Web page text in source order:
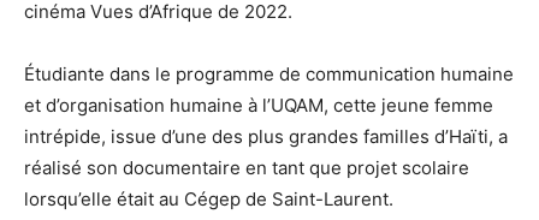
cinéma Vues d’Afrique de 2022.
Étudiante dans le programme de communication humaine
et d’organisation humaine à l’UQAM, cette jeune femme
intrépide, issue d’une des plus grandes familles d’Haïti, a
réalisé son documentaire en tant que projet scolaire
lorsqu’elle était au Cégep de Saint-Laurent.